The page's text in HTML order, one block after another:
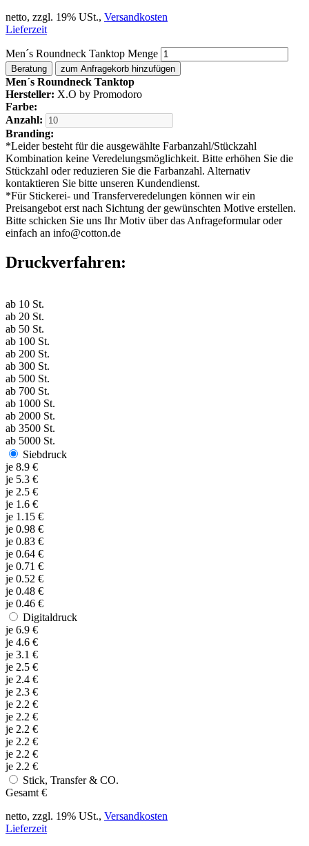
netto, zzgl. 19% USt., Versandkosten
Lieferzeit
Men´s Roundneck Tanktop Menge
Beratung zum Anfragekorb hinzufügen
Men´s Roundneck Tanktop
Hersteller: X.O by Promodoro
Farbe:
Anzahl:
Branding:
*Leider besteht für die ausgewählte Farbanzahl/Stückzahl
Kombination keine Veredelungsmöglichkeit. Bitte erhöhen Sie die
Stückzahl oder reduzieren Sie die Farbanzahl. Alternativ
kontaktieren Sie bitte unseren Kundendienst.
*Für Stickerei- und Transferveredelungen können wir ein
Preisangebot erst nach Sichtung der gewünschten Motive erstellen.
Bitte schicken Sie uns Ihr Motiv über das Anfrageformular oder
einfach an info@cotton.de
Druckverfahren:
ab 10 St.
ab 20 St.
ab 50 St.
ab 100 St.
ab 200 St.
ab 300 St.
ab 500 St.
ab 700 St.
ab 1000 St.
ab 2000 St.
ab 3500 St.
ab 5000 St.
Siebdruck
je 8.9 €
je 5.3 €
je 2.5 €
je 1.6 €
je 1.15 €
je 0.98 €
je 0.83 €
je 0.64 €
je 0.71 €
je 0.52 €
je 0.48 €
je 0.46 €
Digitaldruck
je 6.9 €
je 4.6 €
je 3.1 €
je 2.5 €
je 2.4 €
je 2.3 €
je 2.2 €
je 2.2 €
je 2.2 €
je 2.2 €
je 2.2 €
je 2.2 €
Stick, Transfer & CO.
Gesamt €
netto, zzgl. 19% USt., Versandkosten
Lieferzeit